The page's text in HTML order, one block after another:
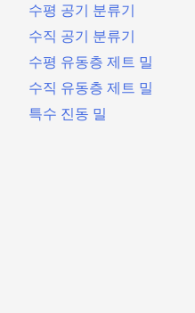
수평 공기 분류기
수직 공기 분류기
수평 유동층 제트 밀
수직 유동층 제트 밀
특수 진동 밀